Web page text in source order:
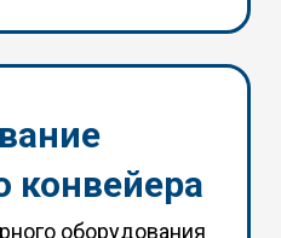
конвейера
оборудования